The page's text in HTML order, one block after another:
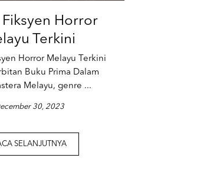
Horror
Terkini
Horror Melayu Terkini
Buku Prima Dalam
Melayu, genre ...
30, 2023
SELANJUTNYA